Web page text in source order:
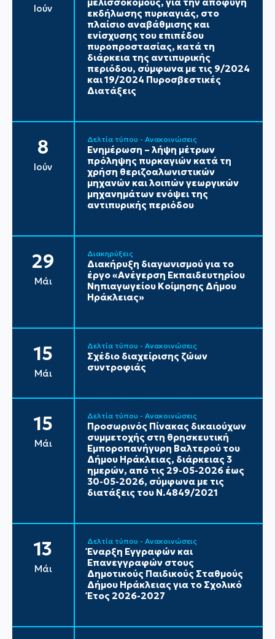
Ιούν
μελισσοκόμους, για την αποφυγή
εκδήλωσης πυρκαγιάς, στο
πλαίσιο αναβάθμισης και
ενίσχυσης του επιπέδου
πυροπροστασίας, κατά τη
διάρκεια της αντιπυρικής
περιόδου, σύμφωνα με τις 9/2024
και 19/2024 Πυροσβεστικές
Διατάξεις
8
Ιούν
Δελτία τύπου - Ανακοινώσεις
Ενημέρωση – λήψη μέτρων
πρόληψης πυρκαγιών κατά τη
χρήση θεριζοαλωνιστικών
μηχανών και λοιπών γεωργικών
μηχανημάτων ενόψει της
αντιπυρικής περιόδου
29
Μάι
Διακηρύξεις
Διακήρυξη διαγωνισμού για το
έργο «Ανέγερση Εκπαιδευτηρίου
Νηπιαγωγείου Κοίμησης Δήμου
Ηράκλειας»
15
Μάι
Δελτία τύπου - Ανακοινώσεις
Σχέδιο διαχείρισης ζώων
συντροφιάς
15
Μάι
Δελτία τύπου - Ανακοινώσεις
Προσωρινός Πίνακας δικαιούχων
συμμετοχής στη θρησκευτική
Εμποροπανήγυρη Βαλτερού του
Δήμου Ηράκλειας, διάρκειας 3
ημερών, από τις 29-05-2026 έως
30-05-2026, σύμφωνα με τις
διατάξεις του Ν.4849/2021
13
Μάι
Δελτία τύπου - Ανακοινώσεις
Έναρξη Εγγραφών και
Επανεγγραφών στους
Δημοτικούς Παιδικούς Σταθμούς
Δήμου Ηράκλειας για το Σχολικό
Έτος 2026-2027